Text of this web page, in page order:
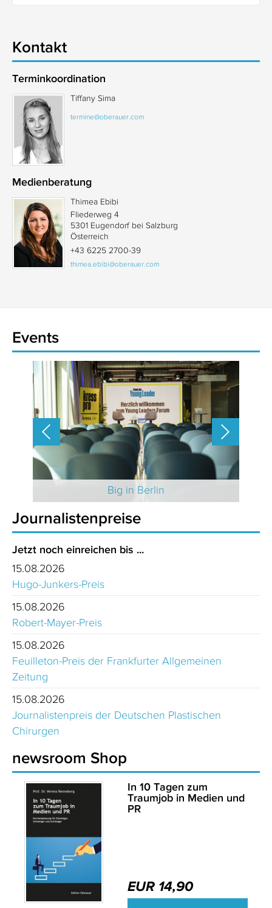
Kontakt
Terminkoordination
Tiffany Sima
termine@oberauer.com
Medienberatung
Thimea Ebibi
Fliederweg 4
5301 Eugendorf bei Salzburg
Österreich
+43 6225 2700-39
thimea.ebibi@oberauer.com
Events
Big in Berlin
Journalistenpreise
Jetzt noch einreichen bis ...
15.08.2026
Hugo-Junkers-Preis
15.08.2026
Robert-Mayer-Preis
15.08.2026
Feuilleton-Preis der Frankfurter Allgemeinen
Zeitung
15.08.2026
Journalistenpreis der Deutschen Plastischen
Chirurgen
newsroom Shop
In 10 Tagen zum
Traumjob in Medien und
PR
EUR 14,90